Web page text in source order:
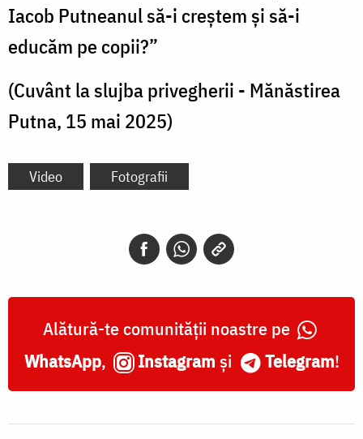
Iacob Putneanul să-i creștem și să-i
educăm pe copii?”
(Cuvânt la slujba privegherii - Mănăstirea
Putna, 15 mai 2025)
Video Fotografii
Alătură-te comunității noastre pe
WhatsApp, Instagram și Telegram!